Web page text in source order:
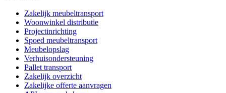
Zakelijk meubeltransport
Woonwinkel distributie
Projectinrichting
Spoed meubeltransport
Meubelopslag
Verhuisondersteuning
Pallet transport
Zakelijk overzicht
Zakelijke offerte aanvragen